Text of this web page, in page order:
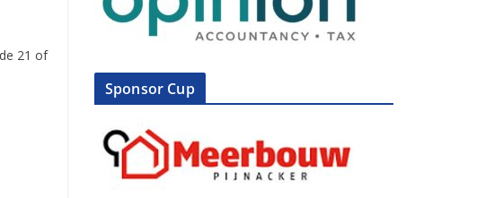
21 of
Sponsor Cup